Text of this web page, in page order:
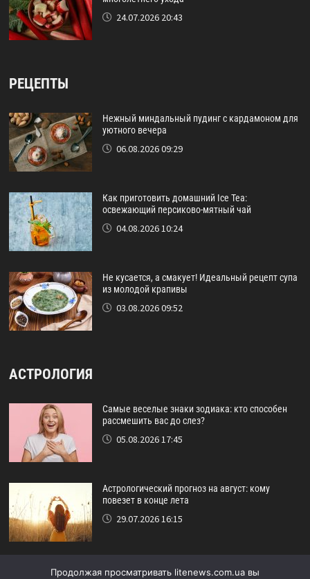
24.07.2026 20:43
РЕЦЕПТЫ
Нежный миндальный пудинг с кардамоном для
уютного вечера
06.08.2026 09:29
Как приготовить домашний Ice Tea:
освежающий персиково-мятный чай
04.08.2026 10:24
Не кусается, а смакует! Идеальный рецепт супа
из молодой крапивы
03.08.2026 09:52
АСТРОЛОГИЯ
Самые веселые знаки зодиака: кто способен
рассмешить вас до слез?
05.08.2026 17:45
Астрологический прогноз на август: кому
повезет в конце лета
29.07.2026 16:15
Идеальный друг по знаку зодиака: кто никогда
Продолжая просматривать litenews.com.ua вы